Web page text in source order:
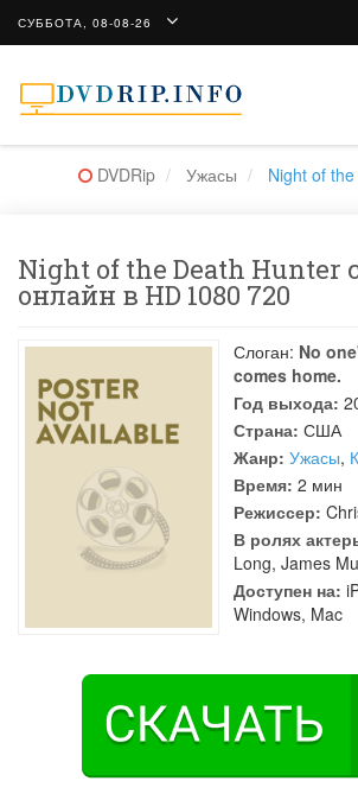
СУББОТА, 08-08-26
DVDRip Ужасы Night of
Night of the Death Hunter
онлайн в HD 1080 720
Слоган: No
comes home.
Год выхода:
Страна: США
Жанр: Ужасы,
Время: 2 мин
Режиссер:
В ролях
Long, James
Доступен на:
Windows, Mac